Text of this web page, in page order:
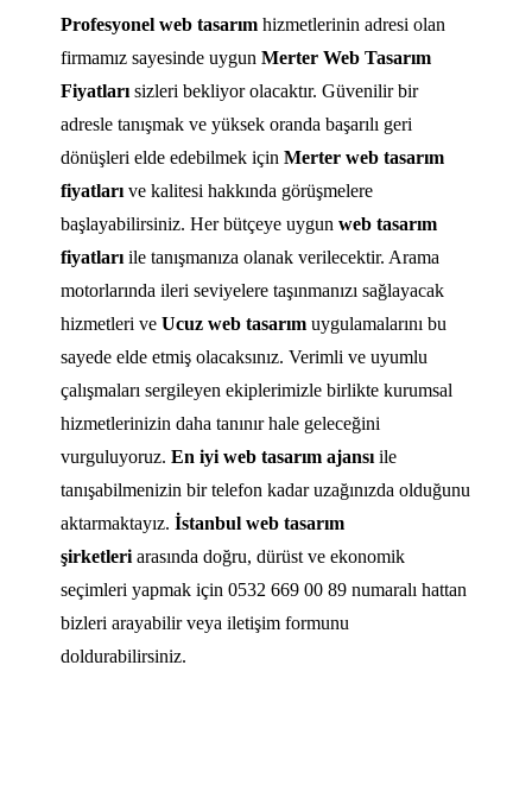
Profesyonel web tasarım hizmetlerinin adresi olan
firmamız sayesinde uygunMerter Web Tasarım
Fiyatları sizleri bekliyor olacaktır. Güvenilir bir
adresle tanışmak ve yüksek oranda başarılı geri
dönüşleri elde edebilmek içinMerter web tasarım
fiyatları ve kalitesi hakkında görüşmelere
başlayabilirsiniz. Her bütçeye uygunweb tasarım
fiyatları ile tanışmanıza olanak verilecektir. Arama
motorlarında ileri seviyelere taşınmanızı sağlayacak
hizmetleri veUcuz web tasarım uygulamalarını bu
sayede elde etmiş olacaksınız. Verimli ve uyumlu
çalışmaları sergileyen ekiplerimizle birlikte kurumsal
hizmetlerinizin daha tanınır hale geleceğini
vurguluyoruz.En iyi web tasarım ajansı ile
tanışabilmenizin bir telefon kadar uzağınızda olduğunu
aktarmaktayız.İstanbul web tasarım
şirketleri arasında doğru, dürüst ve ekonomik
seçimleri yapmak için 0532 669 00 89 numaralı hattan
bizleri arayabilir veya iletişim formunu
doldurabilirsiniz.